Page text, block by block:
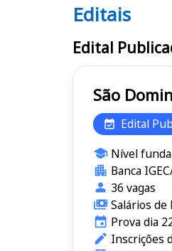
Editais
Editais
Edital
Edital
Nível
Banca
36 vagas
Salários de
Prova dia
Inscrições